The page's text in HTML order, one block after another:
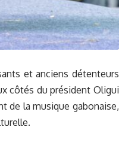
et anciens détenteurs
côtés du président Oligui
de la musique gabonaise,